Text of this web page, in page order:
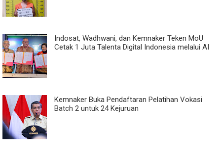
Indosat, Wadhwani, dan Kemnaker Teken MoU
Cetak 1 Juta Talenta Digital Indonesia melalui AI
Kemnaker Buka Pendaftaran Pelatihan Vokasi
Batch 2 untuk 24 Kejuruan